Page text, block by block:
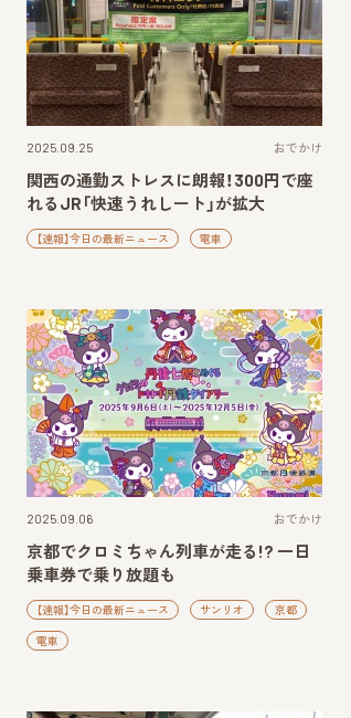
2025.09.25 おでかけ
関西の通勤ストレスに朗報！300円で座
れるJR「快速うれしート」が拡大
【速報】今日の最新ニュース 電車
2025.09.06 おでかけ
京都でクロミちゃん列車が走る!? 一日
乗車券で乗り放題も
【速報】今日の最新ニュース サンリオ 京都
電車